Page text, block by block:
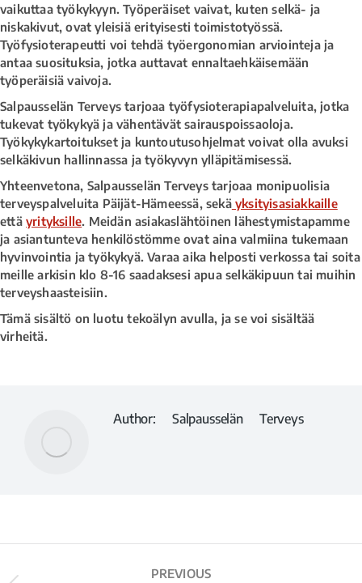
vaikuttaa työkykyyn. Työperäiset vaivat, kuten selkä- ja
niskakivut, ovat yleisiä erityisesti toimistotyössä.
Työfysioterapeutti voi tehdä työergonomian arviointeja ja
antaa suosituksia, jotka auttavat ennaltaehkäisemään
työperäisiä vaivoja.
Salpausselän Terveys tarjoaa työfysioterapiapalveluita, jotka
tukevat työkykyä ja vähentävät sairauspoissaoloja.
Työkykykartoitukset ja kuntoutusohjelmat voivat olla avuksi
selkäkivun hallinnassa ja työkyvyn ylläpitämisessä.
Yhteenvetona, Salpausselän Terveys tarjoaa monipuolisia
terveyspalveluita Päijät-Hämeessä, sekäyksityisasiakkaille
että yrityksille. Meidän asiakaslähtöinen lähestymistapamme
ja asiantunteva henkilöstömme ovat aina valmiina tukemaan
hyvinvointia ja työkykyä. Varaa aika helposti verkossa tai soita
meille arkisin klo 8-16 saadaksesi apua selkäkipuun tai muihin
terveyshaasteisiin.
Tämä sisältö on luotu tekoälyn avulla, ja se voi sisältää
virheitä.
Author: Salpausselän Terveys
PREVIOUS